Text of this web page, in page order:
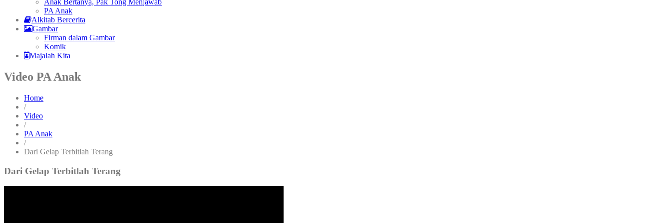
Anak Bertanya, Pak Tong Menjawab
PA Anak
Alkitab Bercerita
Gambar
Firman dalam Gambar
Komik
Majalah Kita
Video PA Anak
Home
/
Video
/
PA Anak
/
Dari Gelap Terbitlah Terang
Dari Gelap Terbitlah Terang